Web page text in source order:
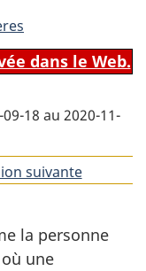
dans le Web.
18 au 2020-11-
suivantede
la personne
une